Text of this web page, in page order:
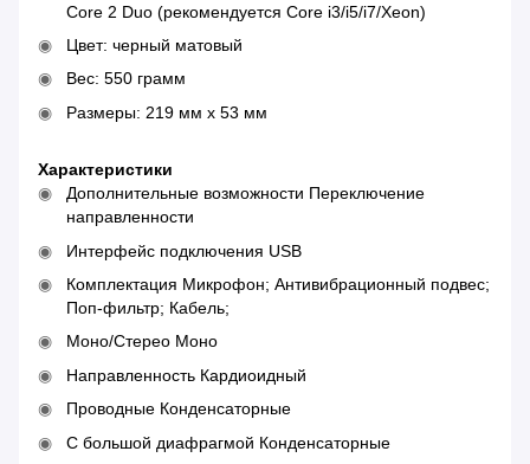
Core 2 Duo (рекомендуется Core i3/i5/i7/Xeon)
Цвет: черный матовый
Вес: 550 грамм
Размеры: 219 мм x 53 мм
Характеристики
Дополнительные возможности Переключение
направленности
Интерфейс подключения USB
Комплектация Микрофон; Антивибрационный подвес;
Поп-фильтр; Кабель;
Моно/Стерео Моно
Направленность Кардиоидный
Проводные Конденсаторные
С большой диафрагмой Конденсаторные